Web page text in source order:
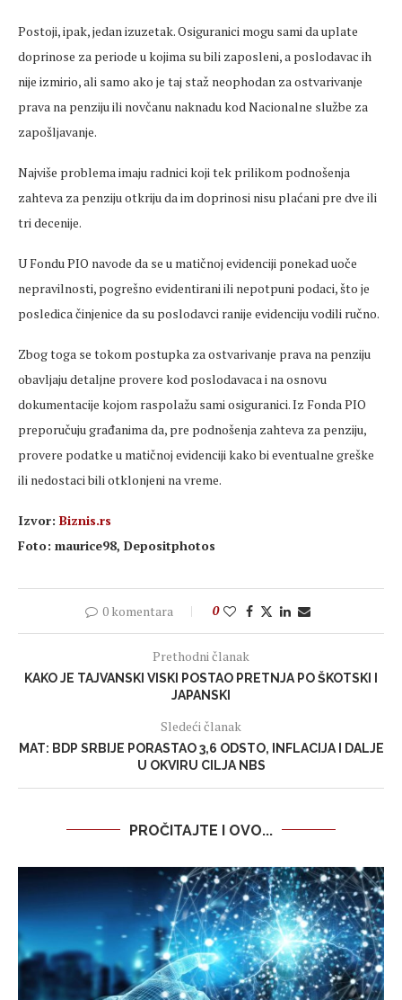
Postoji, ipak, jedan izuzetak. Osiguranici mogu sami da uplate
doprinose za periode u kojima su bili zaposleni, a poslodavac ih
nije izmirio, ali samo ako je taj staž neophodan za ostvarivanje
prava na penziju ili novčanu naknadu kod Nacionalne službe za
zapošljavanje.
Najviše problema imaju radnici koji tek prilikom podnošenja
zahteva za penziju otkriju da im doprinosi nisu plaćani pre dve ili
tri decenije.
U Fondu PIO navode da se u matičnoj evidenciji ponekad uoče
nepravilnosti, pogrešno evidentirani ili nepotpuni podaci, što je
posledica činjenice da su poslodavci ranije evidenciju vodili ručno.
Zbog toga se tokom postupka za ostvarivanje prava na penziju
obavljaju detaljne provere kod poslodavaca i na osnovu
dokumentacije kojom raspolažu sami osiguranici. Iz Fonda PIO
preporučuju građanima da, pre podnošenja zahteva za penziju,
provere podatke u matičnoj evidenciji kako bi eventualne greške
ili nedostaci bili otklonjeni na vreme.
Izvor: Biznis.rs
Foto: maurice98, Depositphotos
0 komentara 0
Prethodni članak
KAKO JE TAJVANSKI VISKI POSTAO PRETNJA PO ŠKOTSKI I
JAPANSKI
Sledeći članak
MAT: BDP SRBIJE PORASTAO 3,6 ODSTO, INFLACIJA I DALJE
U OKVIRU CILJA NBS
PROČITAJTE I OVO...